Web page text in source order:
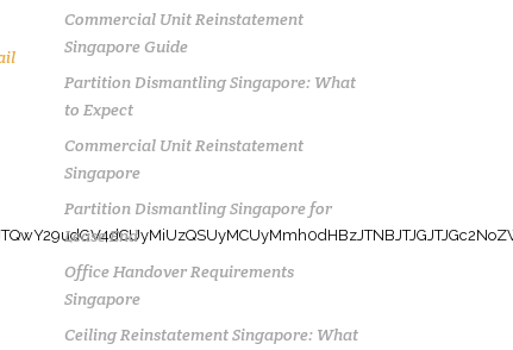
Commercial Unit Reinstatement
Singapore Guide
Partition Dismantling Singapore: What
to Expect
Commercial Unit Reinstatement
Singapore
Partition Dismantling Singapore for
Lease End
Office Handover Requirements
Singapore
Ceiling Reinstatement Singapore: What